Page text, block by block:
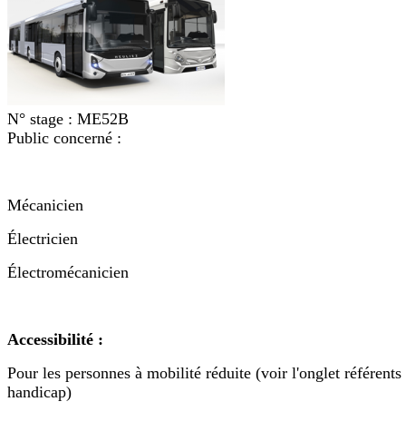
N° stage : ME52B
Public concerné :
Mécanicien
Électricien
Électromécanicien
Accessibilité :
Pour les personnes à mobilité réduite (voir l'onglet référents
handicap)